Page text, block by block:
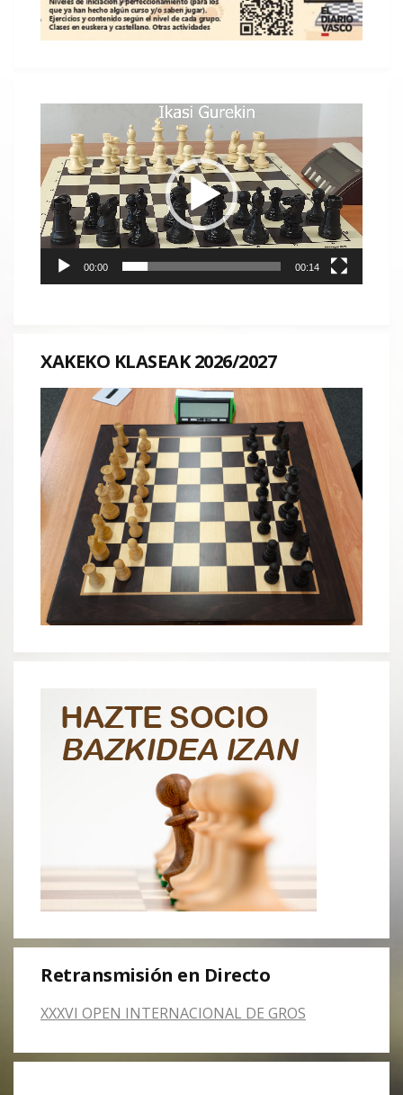
de
vídeo
00:00 00:14
XAKEKO KLASEAK 2026/2027
Retransmisión en Directo
XXXVI OPEN INTERNACIONAL DE GROS